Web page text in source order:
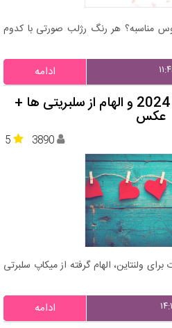
مناسبه؟ هر رنگ رژلب صورتی با کدوم
ادامه
میکاپ صورت ولنتاین 2024 و الهام از سلبریتی ها +
عکس
5 3890
ولنتاین، الهام گرفته از میکاپ سلبرتی
ادامه